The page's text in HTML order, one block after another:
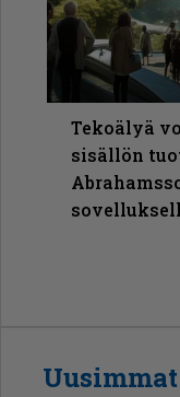
Tekoälyä
sisällön
Uusimmat